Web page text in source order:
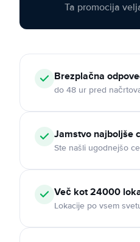
Ta promocija
Brezplačna
do 48 ur pred
Jamstvo najboljše
Ste našli ugodnejšo
Več kot 24000
Lokacije po vsem